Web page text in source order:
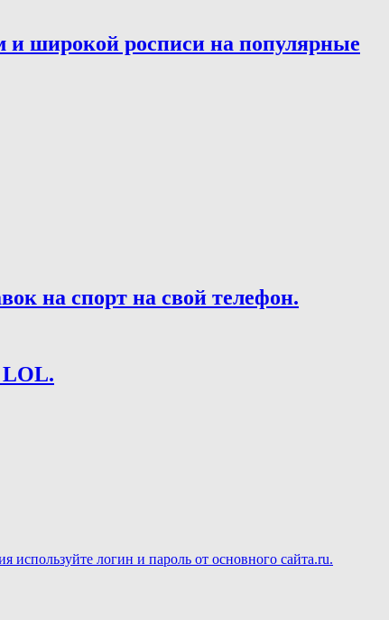
и широкой росписи на популярные
на спорт на свой телефон.
LOL.
логин и пароль от основного сайта.ru.